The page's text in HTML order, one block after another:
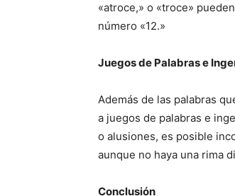
«atroce,» o «troce»
número «12.»
Juegos de Palabras e
Además de las palabras
a juegos de palabras e
o alusiones, es posible
aunque no haya una rima
Conclusión